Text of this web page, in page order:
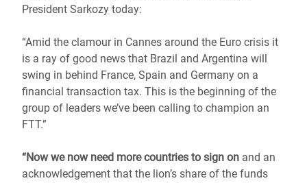
President Sarkozy today:
“Amid the clamour in Cannes around the Euro crisis it
is a ray of good news that Brazil and Argentina will
swing in behind France, Spain and Germany on a
financial transaction tax. This is the beginning of the
group of leaders we’ve been calling to champion an
FTT.”
“Now we now need more countries to sign on and an
acknowledgement that the lion’s share of the funds